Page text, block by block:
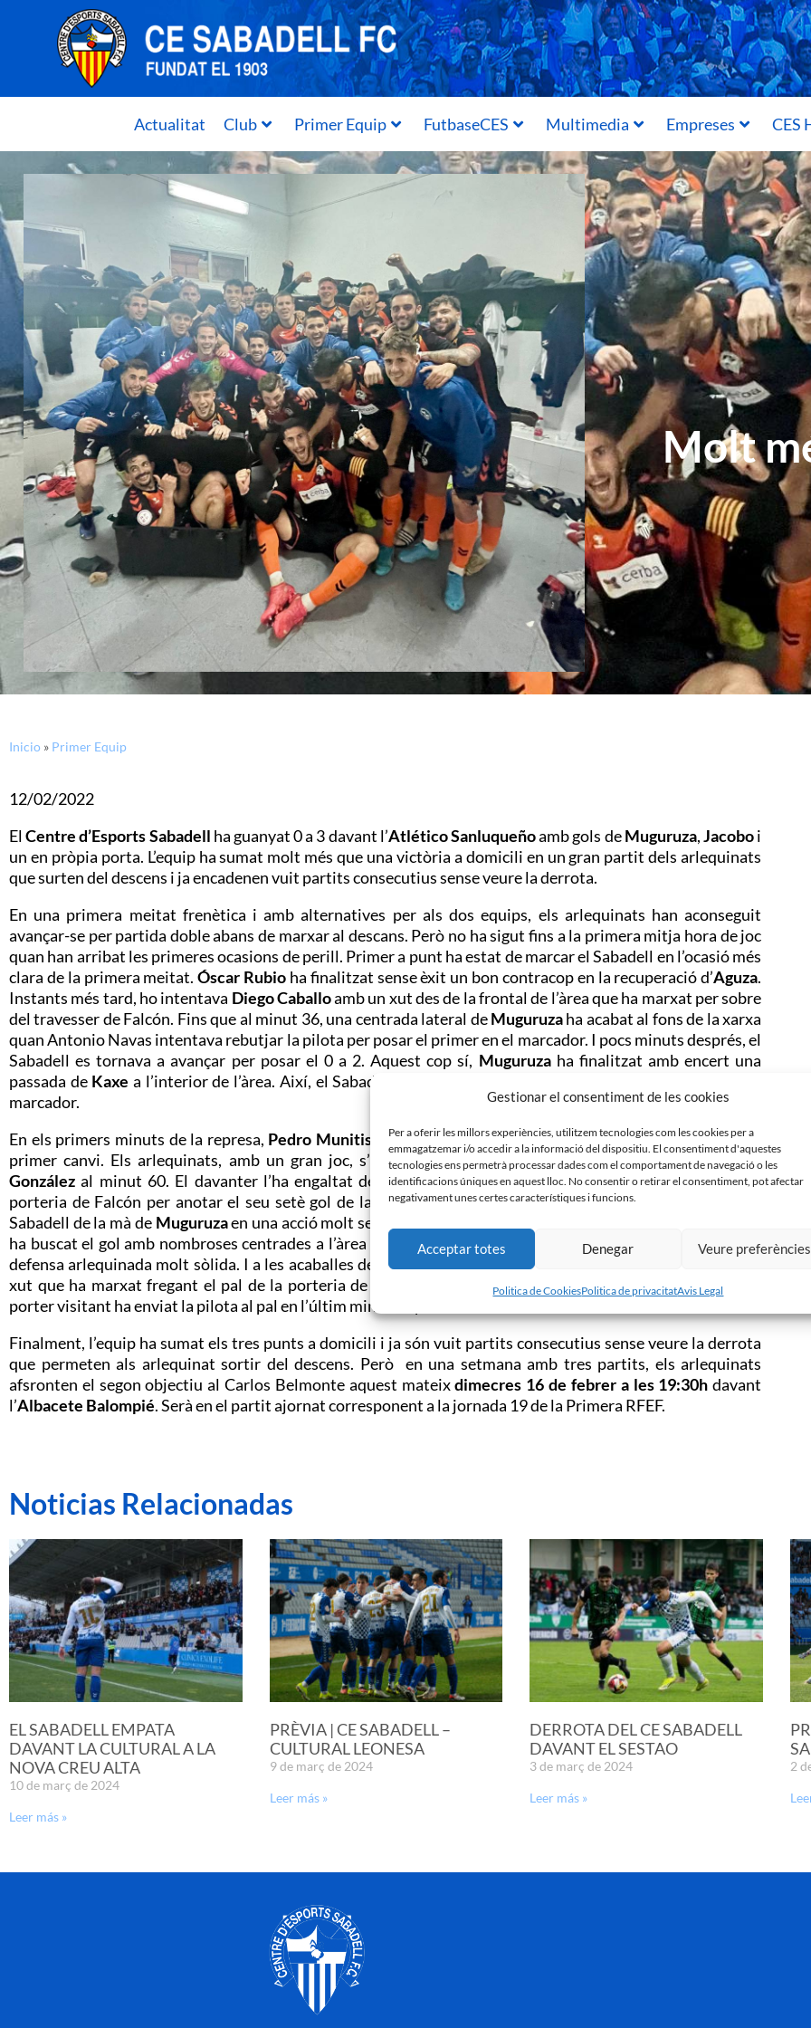
Gestionar el consentiment de les cookies
Per a oferir les millors experiències, utilitzem tecnologies com les cookies per a
emmagatzemar i/o accedir a la informació del dispositiu. El consentiment d'aquestes
tecnologies ens permetrà processar dades com el comportament de navegació o les
identificacions úniques en aquest lloc. No consentir o retirar el consentiment, pot afectar
negativament unes certes característiques i funcions.
Acceptar totes Denegar Veure preferències
Politica de CookiesPolitica de privacitatAvis Legal
Actualitat Club Primer Equip FutbaseCES Multimedia Empreses CES
Molt
Inicio » Primer Equip
12/02/2022
ElCentre d’Esports Sabadell ha guanyat 0 a 3 davant l’Atlético Sanluqueñoamb gols deMuguruza,Jacoboi
un en pròpia porta. L’equip ha sumat molt més que una victòria a domicili en un gran partit dels arlequinats
que surten del descens i ja encadenen vuit partits consecutius sense veure la derrota.
En una primera meitat frenètica i amb alternatives per als dos equips, els arlequinats han aconseguit
avançar-se per partida doble abans de marxar al descans. Però no ha sigut fins a la primera mitja hora de joc
quan han arribat les primeres ocasions de perill. Primer a punt ha estat de marcar el Sabadell en l’ocasió més
clara de la primera meitat.Óscar Rubio ha finalitzat sense èxit un bon contracop en la recuperació d’Aguza.
Instants més tard, ho intentava DiegoCaballoamb un xut des de la frontal de l’àrea que ha marxat per sobre
del travesser de Falcón. Fins que al minut 36, una centrada lateral deMuguruzaha acabat al fons de la xarxa
quan Antonio Navas intentava rebutjar la pilota per posar el primer en el marcador. I pocs minuts després, el
Sabadell es tornava a avançar per posar el 0 a 2. Aquest cop sí, Muguruzaha finalitzat amb encert una
passada de Kaxe a l’interior de l’àrea. Així, el Sabadell ha marxat al descans amb un doble avantatge en el
marcador.
En els primers minuts de la represa, Pedro Munitis ha fet entrar aGuillem MolinaperTeo Quinteroen el
primer canvi. Els arlequinats, amb un gran joc, s’han avançat en el marcador amb un golàs deJacobo
González al minut 60. El davanter l’ha engaltat des de la frontal i la pilota ha entrat per l’escaire de la
porteria de Falcón per anotar el seu setè gol de la temporada. Minuts més tard, ha pogut fer el quart el
Sabadell de la mà de Muguruzaen una acció molt semblant al segon gol. Per la seva part, el conjunt andalús
ha buscat el gol amb nombroses centrades a l’àrea arlequinada, però ha topat amb unEmilio Bernadi una
defensa arlequinada molt sòlida. I a les acaballes del partit, de nou
Muguruza
xut que ha marxat fregant el pal de la porteria de Falcón. També ha perdonatAltimiraque sol davant el
porter visitant ha enviat la pilota al pal en l’últim minut de partit.
Finalment, l’equip ha sumat els tres punts a domicili i ja són vuit partits consecutius sense veure la derrota
que permeten als arlequinat sortir del descens. Però en una setmana amb tres partits, els arlequinats
afsronten el segon objectiu al Carlos Belmonte aquest mateixdimecres 16 de febrer a les 19:30h davant
l’Albacete Balompié. Serà en el partit ajornat corresponent a la jornada 19 de la Primera RFEF.
Noticias Relacionadas
EL SABADELL EMPATA
DAVANT LA CULTURAL A LA
NOVA CREU ALTA
10 de març de 2024
Leer más »
PRÈVIA | CE SABADELL –
CULTURAL LEONESA
9 de març de 2024
Leer más »
DERROTA DEL CE SABADELL
DAVANT EL SESTAO
3 de març de 2024
Leer más »
2